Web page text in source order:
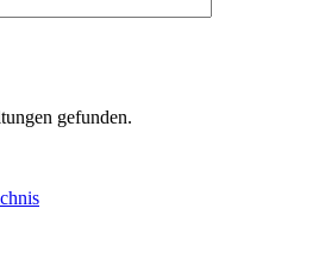
gefunden.